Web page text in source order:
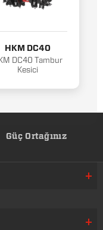
HKM DC40
DC40 Tambur
Kesici
Güç Ortağınız